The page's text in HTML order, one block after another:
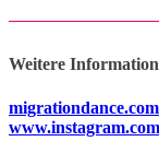
Weitere
migrationdance.com